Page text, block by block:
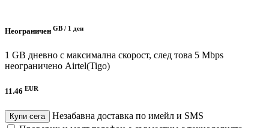
Неограничен GB / 1 ден
1 GB дневно с максимална скорост, след това 5 Mbps
неограничено Airtel(Tigo)
11.46 EUR
Купи сега
Незабавна доставка по имейл и SMS